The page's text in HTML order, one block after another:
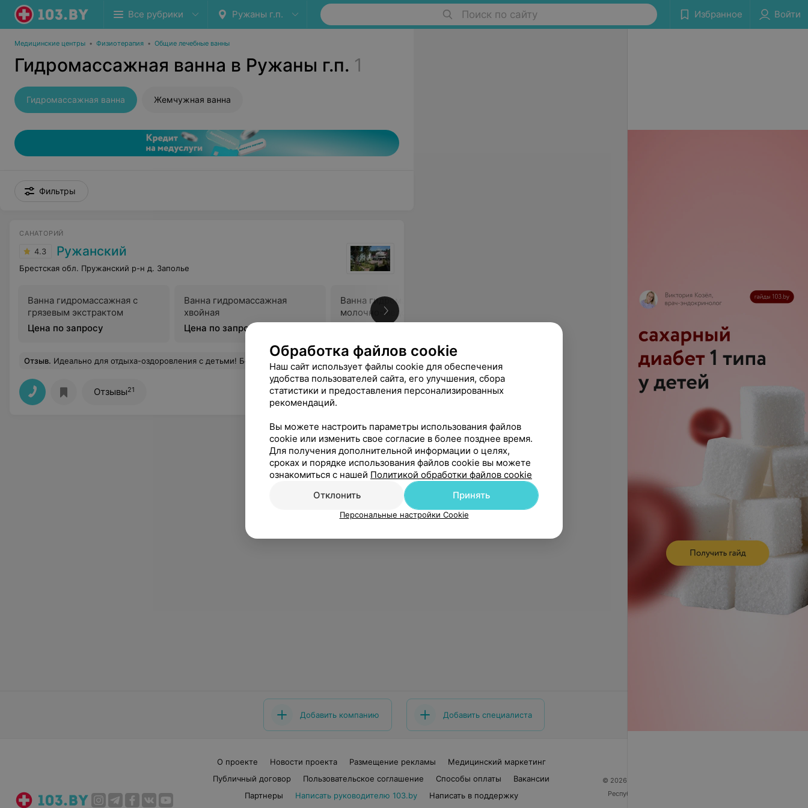
Все рубрики Ружаны г.п. Поиск по сайту Избранное Войти
Медицинские центры • Физиотерапия • Общие лечебные ванны
Гидромассажная ванна в Ружаны г.п. 1
Гидромассажная ванна Жемчужная ванна
Фильтры
САНАТОРИЙ
4.3 Ружанский
Брестская обл. Пружанский р-н д. Заполье
Ванна гидромассажная с
грязевым экстрактом
Цена по запросу
Ванна гидромассажная
хвойная
Цена по запросу
Ванна гидромассажная
молочно-медовая
Цена по запросу
Отзыв. Идеально для отдыха-оздоровления с детьми! Большое количество детских площадок, игровые комнаты, аквапарк, бассейны, внимательный воспитатель-педагог. Разнообразные процедуры на высоком уровне. Мы с ребенком остались довольны!
Отзывы21
Добавить компанию Добавить специалиста
О проекте Новости проекта Размещение рекламы
Медицинский маркетинг
Публичный договор
Пользовательское соглашение Способы оплаты
Вакансии
Партнеры
Написать руководителю 103.by
Написать в поддержку
© 2026 ООО «Артокс Лаб», УНП 191700409
Республика Беларусь, г. Минск, улица Толбухина, 2,
Обработка файлов cookie
Наш сайт использует файлы cookie для обеспечения
удобства пользователей сайта, его улучшения, сбора
статистики и предоставления персонализированных
рекомендаций.
Вы можете настроить параметры использования файлов
cookie или изменить свое согласие в более позднее время.
Для получения дополнительной информации о целях,
сроках и порядке использования файлов cookie вы можете
ознакомиться с нашей Политикой обработки файлов cookie
Отклонить
Принять
Персональные настройки Cookie